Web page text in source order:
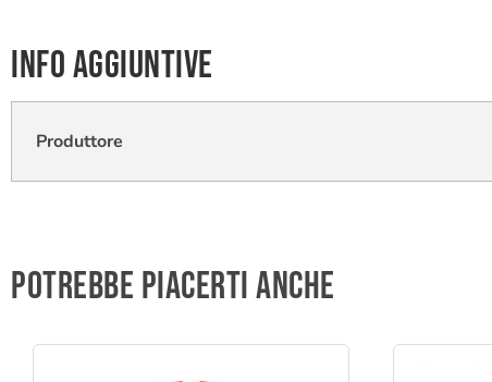
Info aggiuntive
Produttore
Potrebbe piacerti anche